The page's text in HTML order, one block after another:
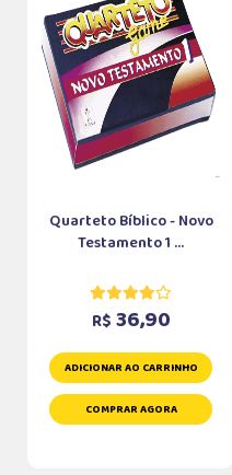
Quarteto Bíblico - Novo
Testamento 1 ...
R$ 36,90
ADICIONAR AO CARRINHO
COMPRAR AGORA